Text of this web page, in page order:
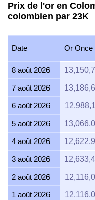
Prix de l'or en
colombien par 23K
Date Or Once
8 août 2026
7 août 2026
6 août 2026
5 août 2026
4 août 2026
3 août 2026
2 août 2026
1 août 2026